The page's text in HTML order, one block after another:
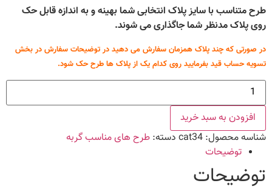
طرح متناسب با سایز پلاک انتخابی شما بهینه و به اندازه قابل حک
روی پلاک مدنظر شما جاگذاری می شوند.
در صورتی که چند پلاک همزمان سفارش می دهید در توضیحات سفارش در بخش
تسویه حساب قید بفرمایید روی کدام یک از پلاک ها طرح حک شود.
طرح
گربه
کد
عددافزودن به سبد خرید
شناسه محصول: cat34 دسته: طرح های مناسب گربه
توضیحات
توضیحات